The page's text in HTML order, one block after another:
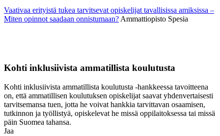
Vaativaa erityistä tukea tarvitsevat opiskelijat tavallisissa amiksissa –
Miten opinnot saadaan onnistumaan? Ammattiopisto Spesia
Kohti inklusiivista ammatillista koulutusta
Kohti inklusiivista ammatillista koulutusta -hankkeessa tavoitteena
on, että ammatillisen koulutuksen opiskelijat saavat yhdenvertaisesti
tarvitsemansa tuen, jotta he voivat hankkia tarvittavan osaamisen,
tutkinnon ja työllistyä, opiskelevat he missä oppilaitoksessa tai missä
päin Suomea tahansa.
Jaa